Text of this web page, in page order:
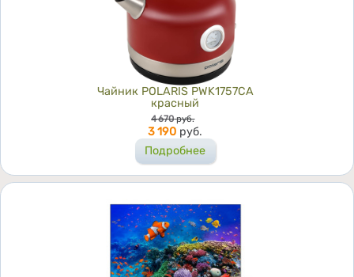
Чайник POLARIS PWK1757CA
красный
Цена
4 670 руб.
3 190 руб.
Подробнее